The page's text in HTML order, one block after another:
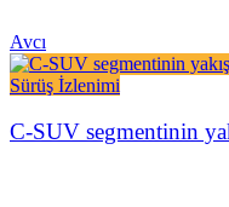
Avcı
Sürüş İzlenimi
C-SUV segmentinin